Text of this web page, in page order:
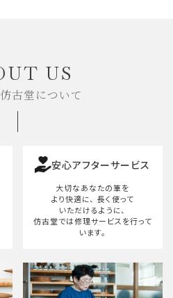
US
古堂について
安心アフターサービス
大切なあなたの筆を
より快適に、 長く使って
いただけるように、
仿古堂では修理サービスを行って
います。